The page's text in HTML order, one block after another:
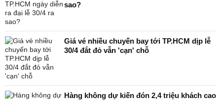
sao?
Giá vé nhiều chuyến bay tới TP.HCM dịp lễ
30/4 đắt đỏ vẫn 'cạn' chỗ
Hàng không dự kiến đón 2,4 triệu khách cao